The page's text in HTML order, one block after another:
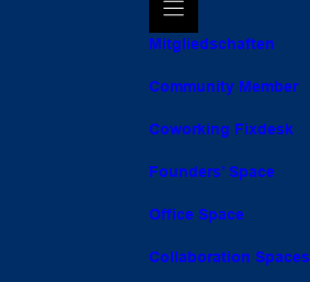
Mitgliedschaften
Community Member
Coworking Fixdesk
Founders’ Space
Office Space
Collaboration Spaces